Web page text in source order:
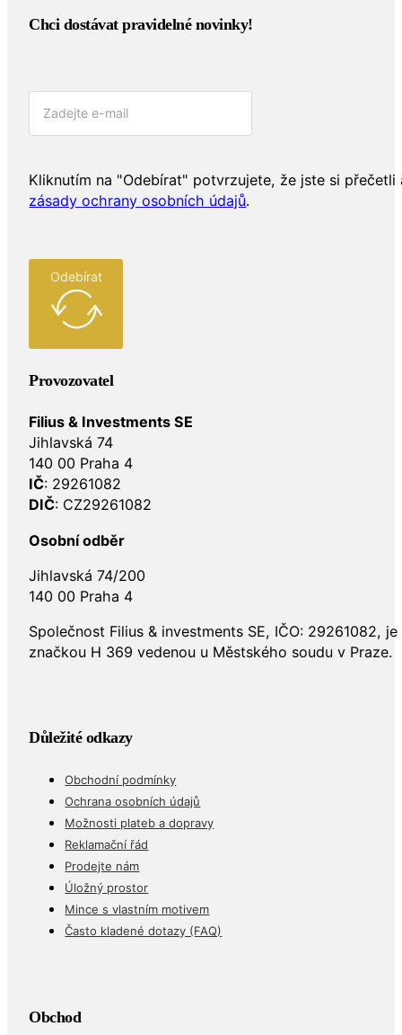
Chci dostávat pravidelné novinky!​
Kliknutím na "Odebírat" potvrzujete, že jste si přečetli
zásady ochrany osobních údajů.
Odebírat
Provozovatel
Filius & Investments SE
Jihlavská 74
140 00 Praha 4
IČ: 29261082
DIČ: CZ29261082
Osobní odběr
Jihlavská 74/200
140 00 Praha 4
Společnost Filius & investments SE, IČO: 29261082,
značkou H 369 vedenou u Městského soudu v Praze.
Důležité odkazy
Obchodní podmínky
Ochrana osobních údajů
Možnosti plateb a dopravy
Reklamační řád
Prodejte nám
Úložný prostor
Mince s vlastním motivem
Často kladené dotazy (FAQ)
Obchod